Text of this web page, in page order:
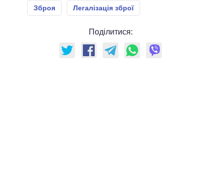
Зброя Легалізація зброї
Поділитися: